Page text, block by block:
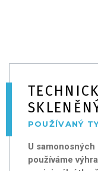
POUŽÍVANÝ
U
používáme